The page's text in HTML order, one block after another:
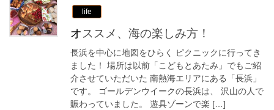
life
オススメ、海の楽しみ方！
長浜を中心に地図をひらく ピクニックに行ってき
ました！ 場所は以前「こどもとあたみ」でもご紹
介させていただいた 南熱海エリアにある「長浜」
です。 ゴールデンウイークの長浜は、 沢山の人で
賑わっていました。 遊具ゾーンで楽 […]